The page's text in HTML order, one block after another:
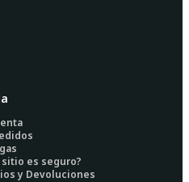
sitio es seguro?
y Devoluciones